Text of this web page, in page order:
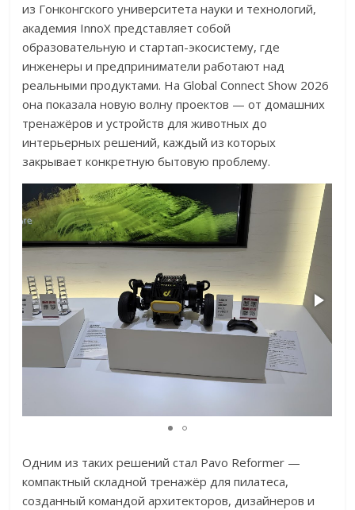
из Гонконгского университета науки и технологий,
академия InnoX представляет собой
образовательную и стартап-экосистему, где
инженеры и предприниматели работают над
реальными продуктами. На Global Connect Show 2026
она показала новую волну проектов — от домашних
тренажёров и устройств для животных до
интерьерных решений, каждый из которых
закрывает конкретную бытовую проблему.
Одним из таких решений стал Pavo Reformer —
компактный складной тренажёр для пилатеса,
созданный командой архитекторов, дизайнеров и